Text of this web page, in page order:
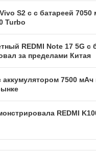
S2 с с батареей 7050
Turbo
REDMI Note 17 5G с
за пределами Китая
аккумулятором 7500
REDMI